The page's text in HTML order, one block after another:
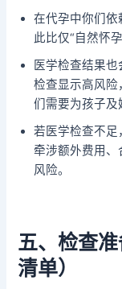
在代孕中你们依
此比仅“自然怀
医学检查结果
检查显示高风
们需要为孩子及
若医学检查不
牵涉额外费用
风险。
五、检查
清单）